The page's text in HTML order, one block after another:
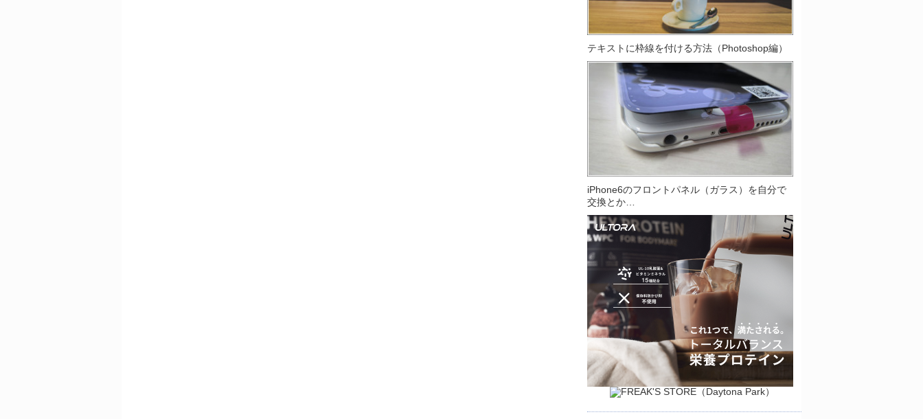
テキストに枠線を付ける方法（Photoshop編）
iPhone6のフロントパネル（ガラス）を自分で
交換とか…